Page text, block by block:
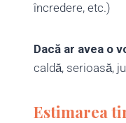
încredere, etc.)
Dacă ar avea o
caldă, serioasă,
Estimarea